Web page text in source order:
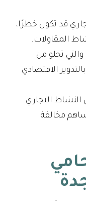
قد تكون خطرًا،
المقاولات.
والتي تخلو من
الاقتصادي
النشاط التجاري
مخالفة